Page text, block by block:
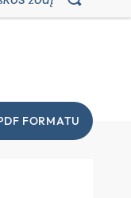
FORMATU